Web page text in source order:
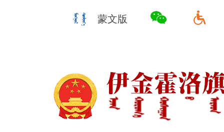
蒙文版